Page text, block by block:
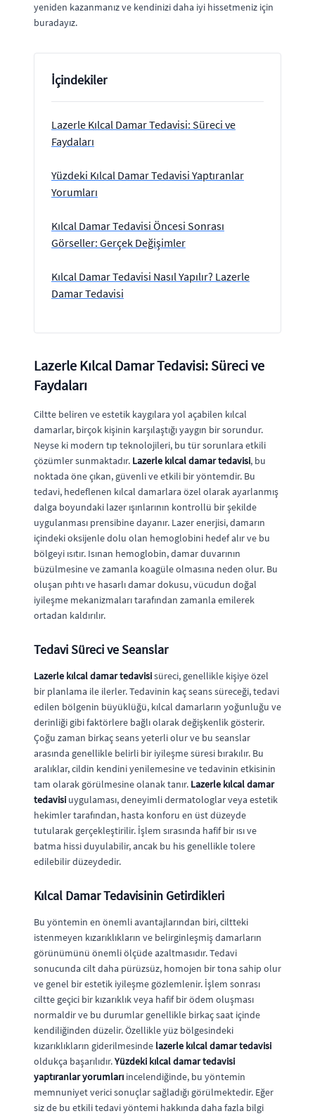
yeniden kazanmanız ve kendinizi daha iyi hissetmeniz için
buradayız.
İçindekiler
Lazerle Kılcal Damar Tedavisi: Süreci ve
Faydaları
Yüzdeki Kılcal Damar Tedavisi Yaptıranlar
Yorumları
Kılcal Damar Tedavisi Öncesi Sonrası
Görseller: Gerçek Değişimler
Kılcal Damar Tedavisi Nasıl Yapılır? Lazerle
Damar Tedavisi
Lazerle Kılcal Damar Tedavisi: Süreci ve
Faydaları
Ciltte beliren ve estetik kaygılara yol açabilen kılcal
damarlar, birçok kişinin karşılaştığı yaygın bir sorundur.
Neyse ki modern tıp teknolojileri, bu tür sorunlara etkili
çözümler sunmaktadır. Lazerle kılcal damar tedavisi, bu
noktada öne çıkan, güvenli ve etkili bir yöntemdir. Bu
tedavi, hedeflenen kılcal damarlara özel olarak ayarlanmış
dalga boyundaki lazer ışınlarının kontrollü bir şekilde
uygulanması prensibine dayanır. Lazer enerjisi, damarın
içindeki oksijenle dolu olan hemoglobini hedef alır ve bu
bölgeyi ısıtır. Isınan hemoglobin, damar duvarının
büzülmesine ve zamanla koagüle olmasına neden olur. Bu
oluşan pıhtı ve hasarlı damar dokusu, vücudun doğal
iyileşme mekanizmaları tarafından zamanla emilerek
ortadan kaldırılır.
Tedavi Süreci ve Seanslar
Lazerle kılcal damar tedavisisüreci, genellikle kişiye özel
bir planlama ile ilerler. Tedavinin kaç seans süreceği, tedavi
edilen bölgenin büyüklüğü, kılcal damarların yoğunluğu ve
derinliği gibi faktörlere bağlı olarak değişkenlik gösterir.
Çoğu zaman birkaç seans yeterli olur ve bu seanslar
arasında genellikle belirli bir iyileşme süresi bırakılır. Bu
aralıklar, cildin kendini yenilemesine ve tedavinin etkisinin
tam olarak görülmesine olanak tanır. Lazerle kılcal damar
tedavisi uygulaması, deneyimli dermatologlar veya estetik
hekimler tarafından, hasta konforu en üst düzeyde
tutularak gerçekleştirilir. İşlem sırasında hafif bir ısı ve
batma hissi duyulabilir, ancak bu his genellikle tolere
edilebilir düzeydedir.
Kılcal Damar Tedavisinin Getirdikleri
Bu yöntemin en önemli avantajlarından biri, ciltteki
istenmeyen kızarıklıkların ve belirginleşmiş damarların
görünümünü önemli ölçüde azaltmasıdır. Tedavi
sonucunda cilt daha pürüzsüz, homojen bir tona sahip olur
ve genel bir estetik iyileşme gözlemlenir. İşlem sonrası
ciltte geçici bir kızarıklık veya hafif bir ödem oluşması
normaldir ve bu durumlar genellikle birkaç saat içinde
kendiliğinden düzelir. Özellikle yüz bölgesindeki
kızarıklıkların giderilmesinde lazerle kılcal damar tedavisi
oldukça başarılıdır.Yüzdeki kılcal damar tedavisi
yaptıranlar yorumları incelendiğinde, bu yöntemin
memnuniyet verici sonuçlar sağladığı görülmektedir. Eğer
siz de bu etkili tedavi yöntemi hakkında daha fazla bilgi